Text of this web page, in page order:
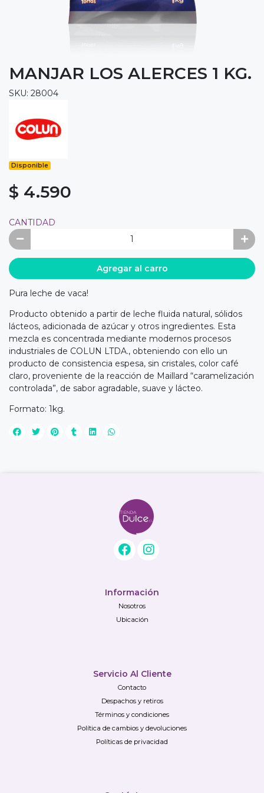
MANJAR LOS ALERCES 1 KG.
SKU: 28004
Disponible
$ 4.590
CANTIDAD
Agregar al carro
Pura leche de vaca!
Producto obtenido a partir de leche fluida natural, sólidos
lácteos, adicionada de azúcar y otros ingredientes. Esta
mezcla es concentrada mediante modernos procesos
industriales de COLUN LTDA., obteniendo con ello un
producto de consistencia espesa, sin cristales, color café
claro, proveniente de la reacción de Maillard “caramelización
controlada”, de sabor agradable, suave y lácteo.
Formato: 1kg.
Información
Nosotros
Ubicación
Servicio Al Cliente
Contacto
Despachos y retiros
Términos y condiciones
Política de cambios y devoluciones
Políticas de privacidad